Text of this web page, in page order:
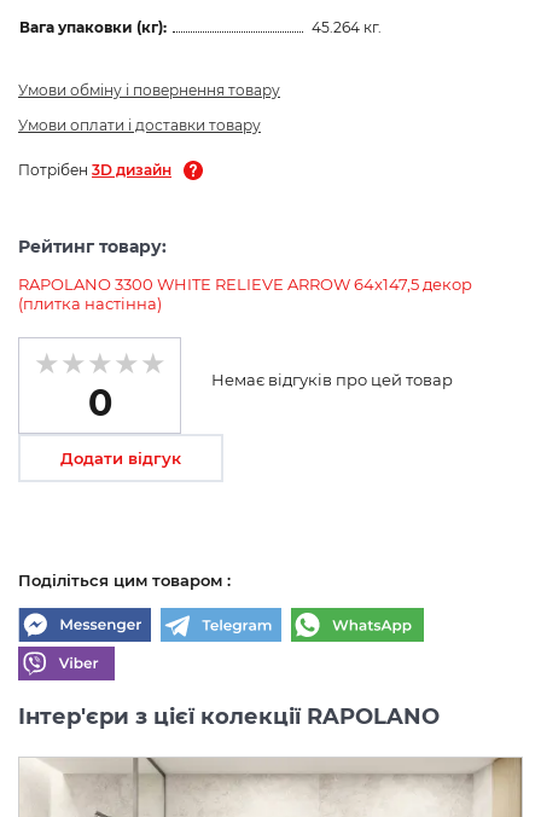
Вага упаковки (кг): 45.264 кг.
Умови обміну і повернення товару
Умови оплати і доставки товару
Потрібен 3D дизайн
Рейтинг товару:
RAPOLANO 3300 WHITE RELIEVE ARROW 64x147,5 декор
(плитка настінна)
0
Немає відгуків про цей товар
Додати відгук
Поділіться цим товаром :
Інтер'єри з цієї колекції RAPOLANO